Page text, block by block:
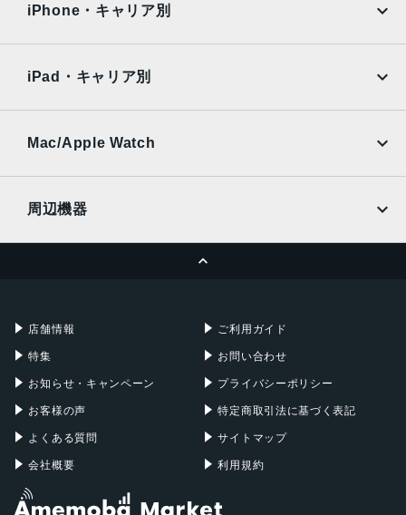
Surface
Xiaomi Tablet
Ymobile
UQmobile
iPhone・キャリア別
Ymobile
UQmobile
iPad・キャリア別
Mac/Apple Watch
周辺機器
店舗情報
特集
お知らせ・キャンペーン
お客様の声
よくある質問
会社概要
ご利用ガイド
お問い合わせ
プライバシーポリシー
特定商取引法に基づく表記
サイトマップ
利用規約